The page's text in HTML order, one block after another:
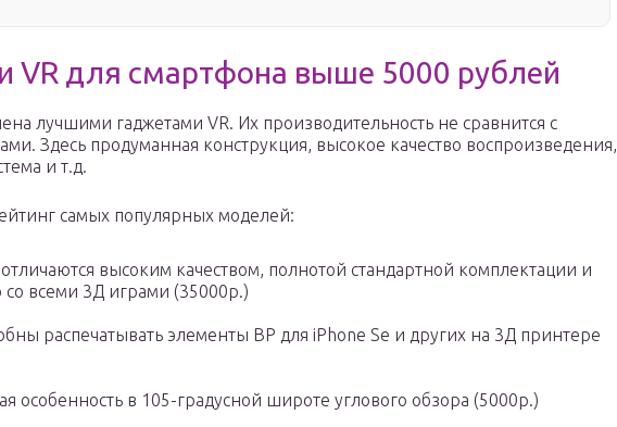
VR для смартфона выше 5000 рублей
лучшими гаджетами VR. Их производительность не сравнится с
Здесь продуманная конструкция, высокое качество воспроизведения,
и т.д.
самых популярных моделей:
отличаются высоким качеством, полнотой стандартной комплектации и
со всеми 3Д играми (35000р.)
распечатывать элементы ВР для iPhone Se и других на 3Д принтере
особенность в 105-градусной широте углового обзора (5000р.)